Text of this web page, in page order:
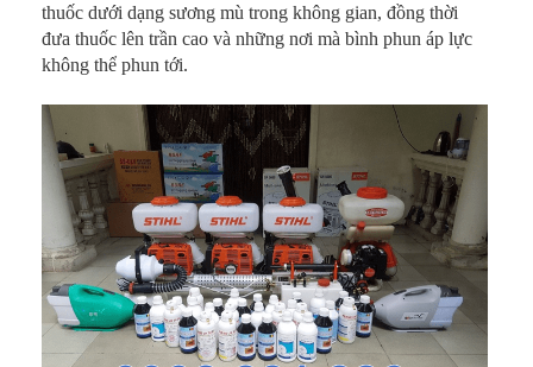
thuốc dưới dạng sương mù trong không gian, đồng thời
đưa thuốc lên trần cao và những nơi mà bình phun áp lực
không thể phun tới.